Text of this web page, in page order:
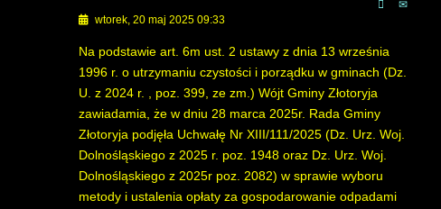
wtorek, 20 maj 2025 09:33
Na podstawie art. 6m ust. 2 ustawy z dnia 13 września
1996 r. o utrzymaniu czystości i porządku w gminach (Dz.
U. z 2024 r. , poz. 399, ze zm.) Wójt Gminy Złotoryja
zawiadamia, że w dniu 28 marca 2025r. Rada Gminy
Złotoryja podjęła Uchwałę Nr XIII/111/2025 (Dz. Urz. Woj.
Dolnośląskiego z 2025 r. poz. 1948 oraz Dz. Urz. Woj.
Dolnośląskiego z 2025r poz. 2082) w sprawie wyboru
metody i ustalenia opłaty za gospodarowanie odpadami